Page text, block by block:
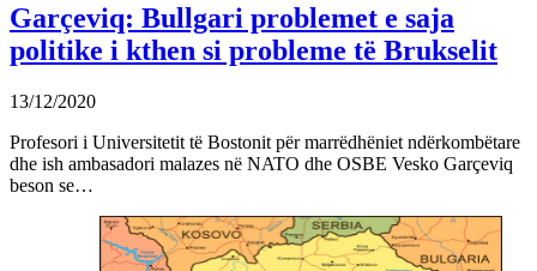
Garçeviq: Bullgari problemet e saja
politike i kthen si probleme të Brukselit
13/12/2020
Profesori i Universitetit të Bostonit për marrëdhëniet ndërkombëtare
dhe ish ambasadori malazes në NATO dhe OSBE Vesko Garçeviq
beson se…